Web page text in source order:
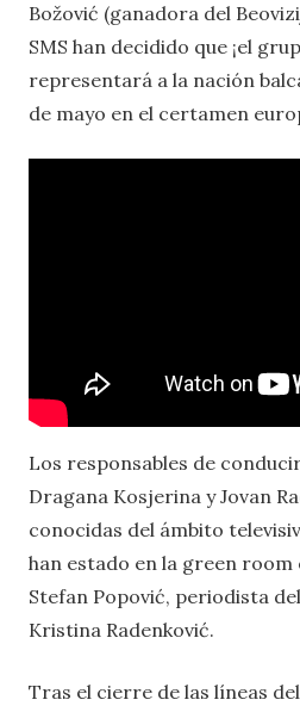
Božović (ganadora del
SMS han decidido que ¡el
representará a la nación
de mayo en el certamen
Los responsables de
Dragana Kosjerina y Jovan
conocidas del ámbito
han estado en la green
Stefan Popović, periodista
Kristina Radenković.
Tras el cierre de las líneas